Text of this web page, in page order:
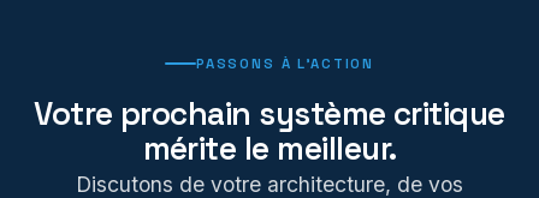
PASSONS À L'ACTION
Votre prochain système critique
mérite le meilleur.
Discutons de votre architecture, de vos